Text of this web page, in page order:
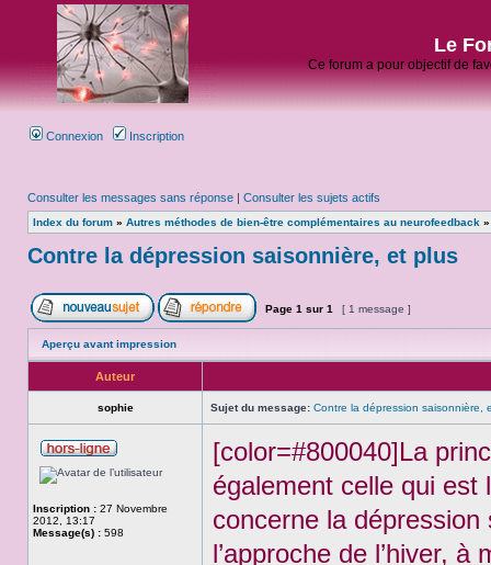
Le
Ce forum a pour objectif de
Connexion Inscription
Consulter les messages sans réponse | Consulter les sujets actifs
Index du forum » Autres méthodes de bien-être complémentaires au neurofeedback
Contre la dépression saisonnière, et plus
Page 1 sur 1 [ 1 message ]
Aperçu avant impression
Auteur
sophie Sujet du message: Contre la dépression saisonnière,
Inscription : 27 Novembre
2012, 13:17
Message(s) : 598
[color=#800040]La
également celle qui est
concerne la
l’approche de l’hiver,